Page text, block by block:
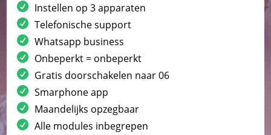
Instellen op 3 apparaten
Telefonische support
Whatsapp business
Onbeperkt = onbeperkt
Gratis doorschakelen naar 06
Smarphone app
Maandelijks opzegbaar
Alle modules inbegrepen